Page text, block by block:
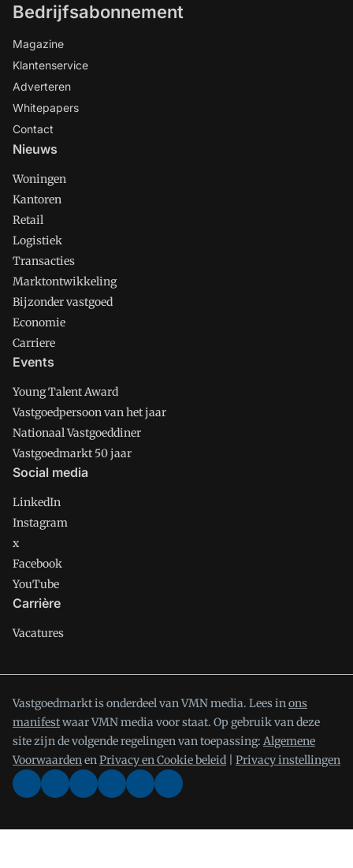
Bedrijfsabonnement
Magazine
Klantenservice
Adverteren
Whitepapers
Contact
Nieuws
Woningen
Kantoren
Retail
Logistiek
Transacties
Marktontwikkeling
Bijzonder vastgoed
Economie
Carriere
Events
Young Talent Award
Vastgoedpersoon van het jaar
Nationaal Vastgoeddiner
Vastgoedmarkt 50 jaar
Social media
LinkedIn
Instagram
x
Facebook
YouTube
Carrière
Vacatures
Vastgoedmarkt is onderdeel van VMN media. Lees inons
manifestwaar VMN media voor staat. Op gebruik van deze
site zijn de volgende regelingen van toepassing: Algemene
VoorwaardenenPrivacy en Cookie beleid Privacy instellingen